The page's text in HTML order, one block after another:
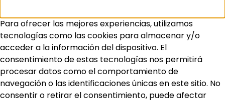
Para ofrecer las mejores experiencias, utilizamos
tecnologías como las cookies para almacenar y/o
acceder a la información del dispositivo. El
consentimiento de estas tecnologías nos permitirá
procesar datos como el comportamiento de
navegación o las identificaciones únicas en este sitio. No
consentir o retirar el consentimiento, puede afectar